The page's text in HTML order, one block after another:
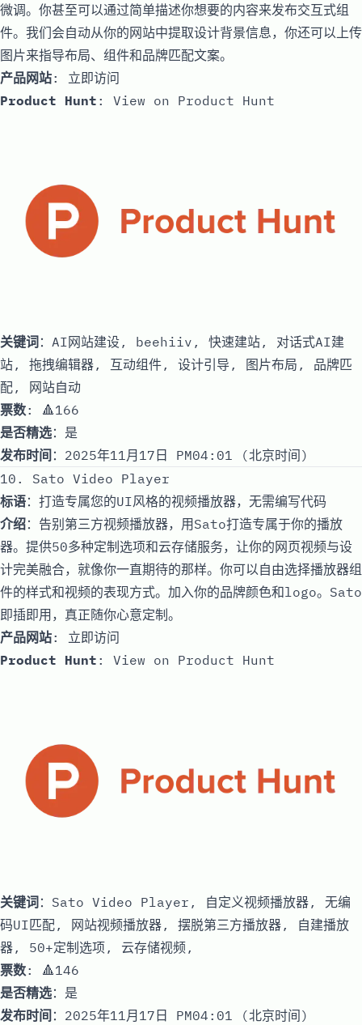
微调。你甚至可以通过简单描述你想要的内容来发布交互式组
件。我们会自动从你的网站中提取设计背景信息，你还可以上传
图片来指导布局、组件和品牌匹配文案。
产品网站: 立即访问
Product Hunt : View on Product Hunt
关键词 ：AI网站建设, beehiiv, 快速建站, 对话式AI建
站, 拖拽编辑器, 互动组件, 设计引导, 图片布局, 品牌匹
配, 网站自动
票数: 🔺166
是否精选：是
发布时间 ：2025年11月17日 PM04:01 (北京时间)
10. Sato Video Player
标语：打造专属您的UI风格的视频播放器，无需编写代码
介绍：告别第三方视频播放器，用Sato打造专属于你的播放
器。提供50多种定制选项和云存储服务，让你的网页视频与设
计完美融合，就像你一直期待的那样。你可以自由选择播放器组
件的样式和视频的表现方式。加入你的品牌颜色和logo。Sato
即插即用，真正随你心意定制。
产品网站: 立即访问
Product Hunt : View on Product Hunt
关键词：Sato Video Player, 自定义视频播放器, 无编
码UI匹配, 网站视频播放器, 摆脱第三方播放器, 自建播放
器, 50+定制选项, 云存储视频,
票数: 🔺146
是否精选：是
发布时间 ：2025年11月17日 PM04:01 (北京时间)